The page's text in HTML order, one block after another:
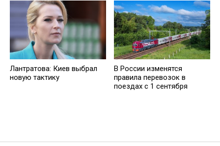
Лантратова: Киев выбрал
новую тактику
В России изменятся
правила перевозок в
поездах с 1 сентября